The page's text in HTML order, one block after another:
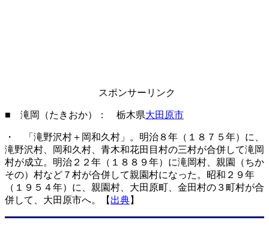
スポンサーリンク
■ 滝岡（たきおか）： 栃木県大田原市
・ 「滝野沢村＋岡和久村」。明治８年（１８７５年）に、
滝野沢村、岡和久村、青木和花田目村の三村が合併して滝岡
村が成立。明治２２年（１８８９年）に滝岡村、親園（ちか
その）村など７村が合併して親園村になった。昭和２９年
（１９５４年）に、親園村、大田原町、金田村の３町村が合
併して、大田原市へ。【 出典】